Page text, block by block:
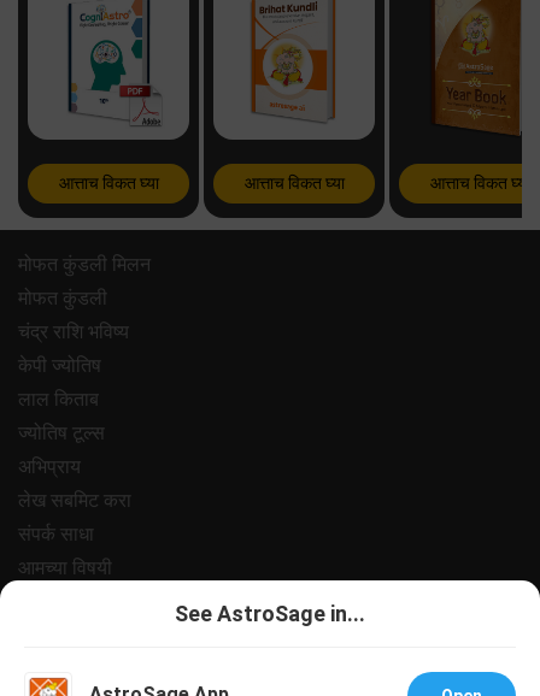
आत्ताच विकत घ्या आत्ताच विकत घ्या आत्ताच विकत घ्या
मोफत कुंडली मिलन
मोफत कुंडली
चंद्र राशि भविष्य
केपी ज्योतिष
लाल किताब
ज्योतिष टूल्स
अभिप्राय
लेख सबमिट करा
संपर्क साधा
आमच्या विषयी
See AstroSage in...